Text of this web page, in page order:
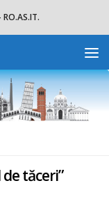
tăceri”